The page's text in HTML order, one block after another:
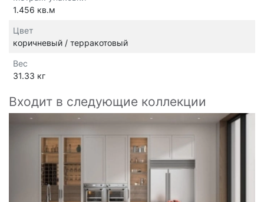
1.456 кв.м
Цвет
коричневый / терракотовый
Вес
31.33 кг
Входит в следующие коллекции